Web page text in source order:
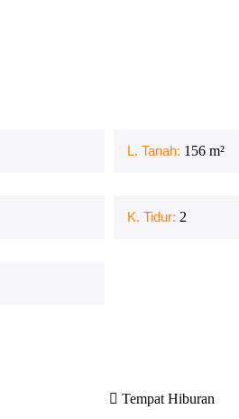
L. Tanah: 156 m²
K. Tidur: 2
Tempat Hiburan